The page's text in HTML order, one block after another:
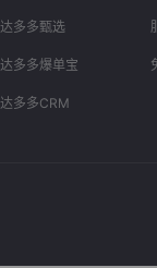
达多多甄选
达多多爆单宝
达多多CRM